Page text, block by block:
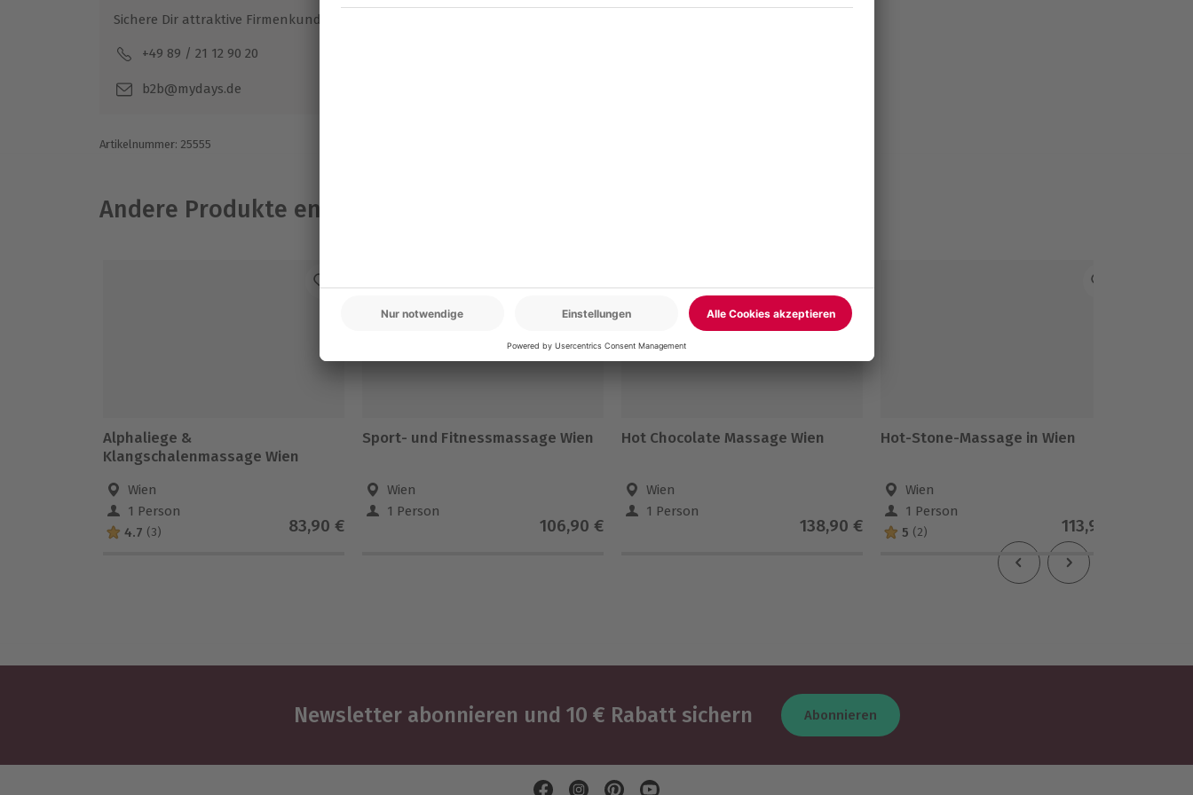
Sichere Dir attraktive Firmenkunden Vorteile.
+49 89 / 21 12 90 20
b2b@mydays.de
Artikelnummer: 25555
Andere Produkte entdecken
Alphaliege &
Klangschalenmassage Wien
Wien
1 Person
4.7 (3) 83,90 €
Sport- und Fitnessmassage Wien
Wien
1 Person
106,90 €
Hot Chocolate Massage Wien
Wien
1 Person
138,90 €
Hot-Stone-Massage in Wien
Wien
1 Person
5 (2) 113,90 €
Newsletter abonnieren und 10 € Rabatt sichern Abonnieren